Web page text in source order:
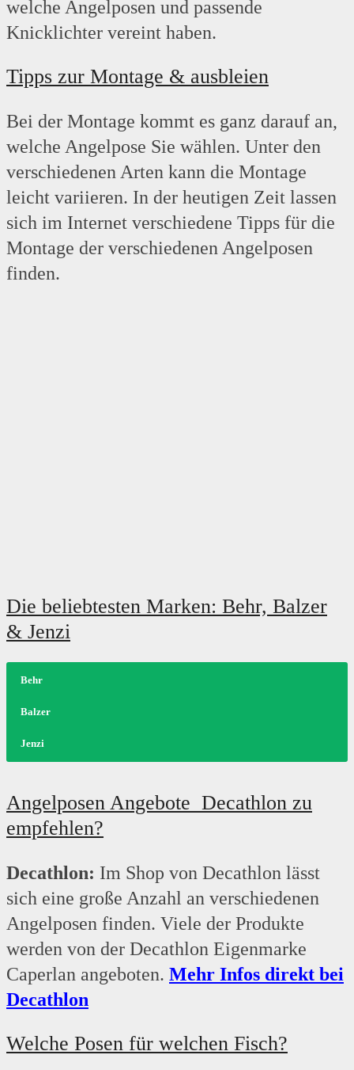
welche Angelposen und passende
Knicklichter vereint haben.
Tipps zur Montage & ausbleien
Bei der Montage kommt es ganz darauf an,
welche Angelpose Sie wählen. Unter den
verschiedenen Arten kann die Montage
leicht variieren. In der heutigen Zeit lassen
sich im Internet verschiedene Tipps für die
Montage der verschiedenen Angelposen
finden.
Die beliebtesten Marken: Behr, Balzer
& Jenzi
Behr
Balzer
Jenzi
Marke werden die verschiedensten Produkte rund um das Thema Angeln
angeboten. Dazu gehören unter anderem auch Angelposen.
das Thema Angeln. Das Unternehmen besteht bereits seit dem Jahr 1949
und entwickelt immer wieder neue Produkte für den anspruchsvollen
Marke werden beispielsweise Angelgeräte und passendes Zubehör
angeboten. Angelposen dürfen deshalb im Sortiment von Jenzi nicht
Angelposen Angebote Decathlon zu
empfehlen?
Decathlon: Im Shop von Decathlon lässt
sich eine große Anzahl an verschiedenen
Angelposen finden. Viele der Produkte
werden von der Decathlon Eigenmarke
Caperlan angeboten. Mehr Infos direkt bei
Decathlon
Welche Posen für welchen Fisch?